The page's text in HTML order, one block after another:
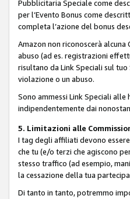
Pubblicitaria Speciale come
per l’Evento Bonus come
completa l’azione del bonus
Amazon non riconoscerà
abuso (ad es. registrazioni
risultano da Link Speciali sul
violazione o un abuso.
Sono ammessi Link Speciali
indipendentemente dai
5. Limitazioni alle
I tag degli affiliati devono
che tu (e/o terzi che agiscono
stesso traffico (ad esempio,
la cessazione della tua
Di tanto in tanto, potremmo